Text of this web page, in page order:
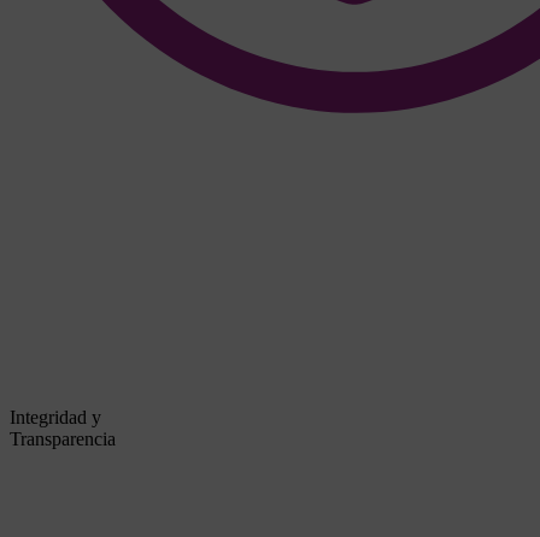
Integridad y
Transparencia